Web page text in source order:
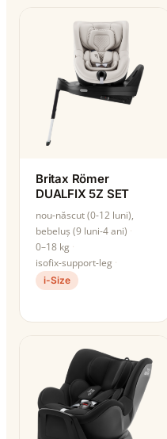
Britax Römer
DUALFIX 5Z SET
nou-născut (0-12 luni),
bebeluș (9 luni-4 ani)
0–18 kg
isofix-support-leg
i-Size